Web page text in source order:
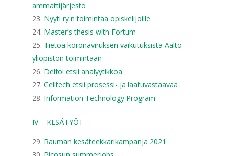
ammattijärjestö
Nyyti ry:n toimintaa opiskelijoille
Master’s thesis with Fortum
Tietoa koronaviruksen vaikutuksista Aalto-
yliopiston toimintaan
Delfoi etsii analyytikkoa
Celltech etsii prosessi- ja laatuvastaavaa
Information Technology Program
IV KESÄTYÖT
Rauman kesäteekkarikampanja 2021